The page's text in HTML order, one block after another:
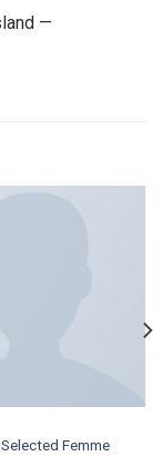
—
Femme